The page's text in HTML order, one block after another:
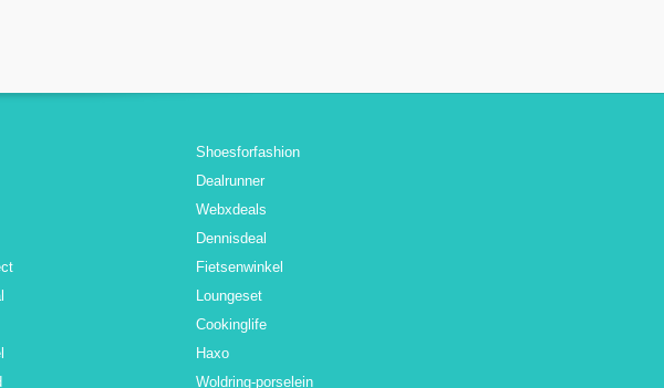
Shoesforfashion
Dealrunner
Webxdeals
Dennisdeal
Fietsenwinkel
Loungeset
Cookinglife
Haxo
Woldring-porselein